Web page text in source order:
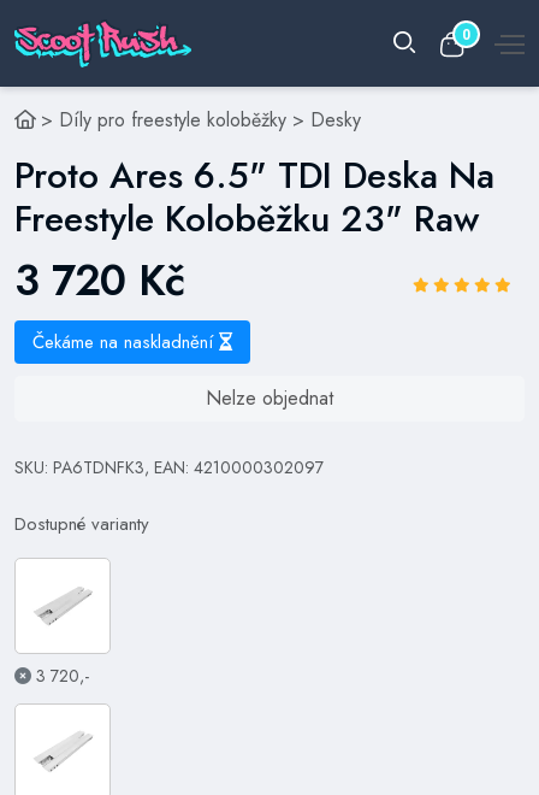
0
> Díly pro freestyle koloběžky > Desky
Proto Ares 6.5" TDI Deska Na
Freestyle Koloběžku 23" Raw
3 720 Kč
Čekáme na naskladnění
Nelze objednat
SKU: PA6TDNFK3, EAN: 4210000302097
Dostupné varianty
3 720,-